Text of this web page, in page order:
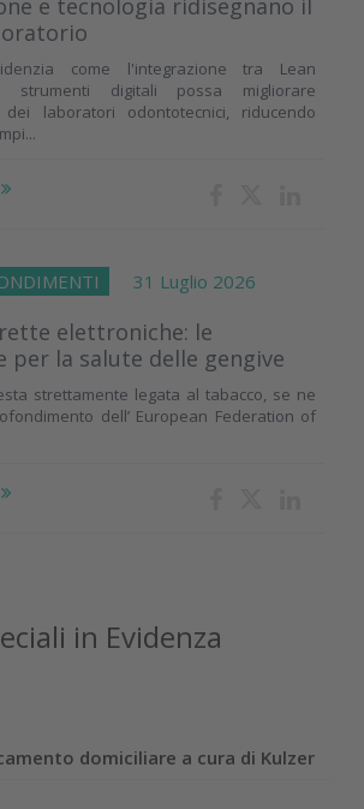
e tecnologia ridisegnano il
come l'integrazione tra Lean
strumenti digitali possa migliorare
dei laboratori odontotecnici, riducendo
31 Luglio 2026
elettroniche: le
per la salute delle gengive
strettamente legata al tabacco, se ne
dell’ European Federation of
in Evidenza
domiciliare a cura di Kulzer